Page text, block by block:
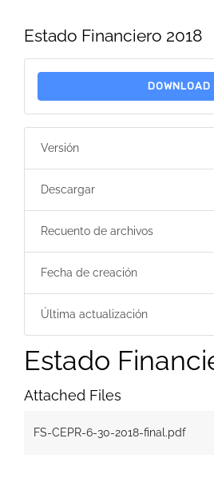
Estado Financiero 2018
DOWNLOAD
Versión
Descargar
Recuento de archivos
Fecha de creación
Última actualización
Estado
Attached Files
FS-CEPR-6-30-2018-final.pdf